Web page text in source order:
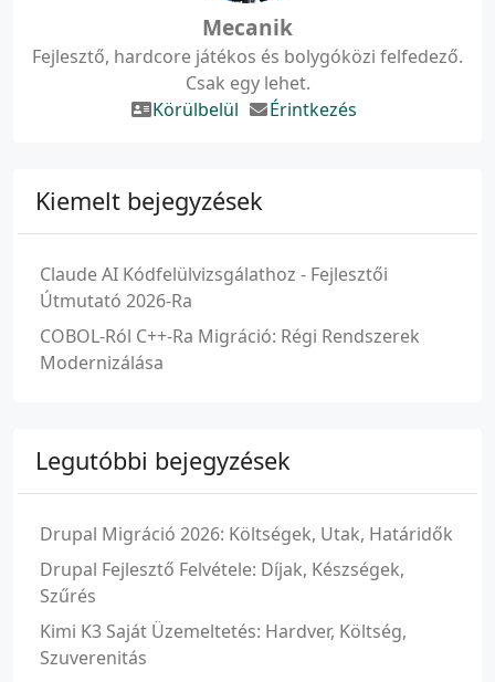
Mecanik
Fejlesztő, hardcore játékos és bolygóközi felfedező.
Csak egy lehet.
Körülbelül
Érintkezés
Kiemelt bejegyzések
Claude AI Kódfelülvizsgálathoz - Fejlesztői
Útmutató 2026-Ra
COBOL-Ról C++-Ra Migráció: Régi Rendszerek
Modernizálása
Legutóbbi bejegyzések
Drupal Migráció 2026: Költségek, Utak, Határidők
Drupal Fejlesztő Felvétele: Díjak, Készségek,
Szűrés
Kimi K3 Saját Üzemeltetés: Hardver, Költség,
Szuverenitás